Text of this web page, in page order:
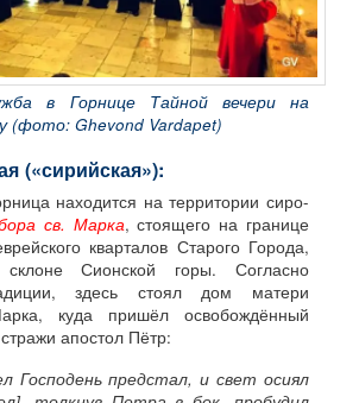
в Горнице Тайной вечери на
(фото: Ghevond Vardapet)
(«сирийская»):
находится на территории сиро-
св. Марка, стоящего на границе
кварталов Старого Города,
Сионской горы. Согласно
здесь стоял дом матери
куда пришёл освобождённый
апостол Пётр:
Господень предстал, и свет осиял